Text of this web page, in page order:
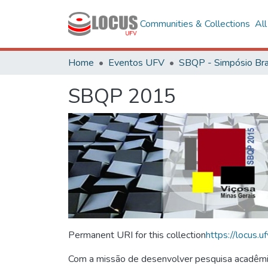
Communities & Collections All
Home Eventos UFV
SBQP 2015
Permanent URI for this collectionhttps://
Com a missão de desenvolver pesquisa